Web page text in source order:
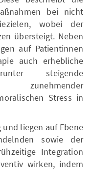
bei nicht
wobei der
übersteigt. Neben
auf Patientinnen
auch erhebliche
steigende
Stress in
liegen auf Ebene
sowie der
Integration
wirken, indem